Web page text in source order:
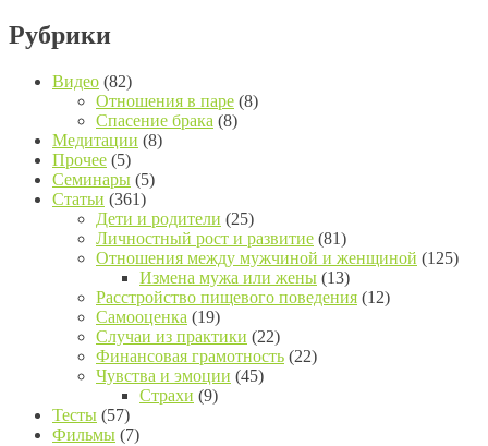
Рубрики
Видео (82)
Отношения в паре (8)
Спасение брака (8)
Медитации (8)
Прочее (5)
Семинары (5)
Статьи (361)
Дети и родители (25)
Личностный рост и развитие (81)
Отношения между мужчиной и женщиной (125)
Измена мужа или жены (13)
Расстройство пищевого поведения (12)
Самооценка (19)
Случаи из практики (22)
Финансовая грамотность (22)
Чувства и эмоции (45)
Страхи (9)
Тесты (57)
Фильмы (7)